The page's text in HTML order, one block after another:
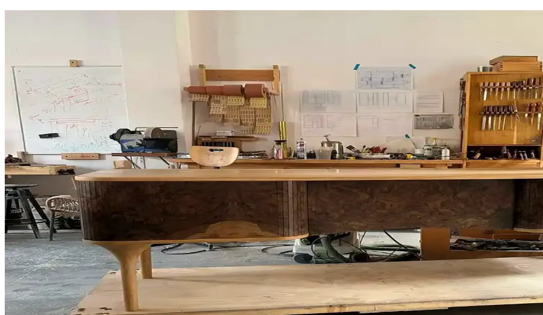
Çatı ve duvar birleşimlerinde yapılan yanlış uygulamalar su sızıntılarına ve malzeme hasarına yol açar. Doğru teknikler ve malzeme kullanımı
Kiraz Ağacından Reeded (Oluklu) Şifonyer: Tasarım ve İşçilik Detayları
Kiraz ağacından yapılmış reeded yüzeyli şifonyerin tasarım, malzeme seçimi ve zorlu işçilik süreci anlatılmaktadır. LED aydınlatmalı ayna
Chevron Desenli Ahşap Kesme Tahtası Üretiminde Yaygın Hatalar ve Çözüm Yöntemleri
Chevron desenli ahşap kesme tahtası üretiminde hizalama, yapıştırma ve vida yerleşimi gibi teknik sorunlar ürün kalitesini etkiler. Doğru
Kalın Kaplamalarda Oyma: Ahşap Hareketi ve Malzeme Seçiminin Önemi
Kalın kaplamalarda oyma işlemi, ahşap hareketi ve malzeme uyumu gerektirir. Kaplama ve çekirdek ahşabın birlikte hareket etmesi çatlama
Ahşap Kesim Artıklarının Değerlendirilmesi ve Marangozlukta Kullanım Alanları
Ahşap kesim artıkları, farklı ağaç türlerinden oluşan değerli malzemeler içerir. Bu parçalar, marangozlukta küçük mobilya ve gitar yapımı gibi
Bıçak Sapı Yapımında Malzeme Seçimi ve İşçilik Sürecinin Detaylı İncelenmesi
Bıçak sapı yapımında malzeme seçimi, yapıştırma, delme, şekillendirme ve bitirme süreçleri, el becerisiyle birleşerek dayanıklı ve estetik
Ahşap Epoksi Dökümünde Renk Sızıntısı Sorunu ve Etkili Çözüm Yöntemleri